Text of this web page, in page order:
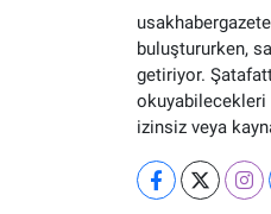
buluştururken,
getiriyor.
okuyabilecekleri
izinsiz veya